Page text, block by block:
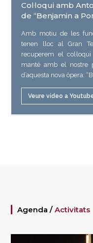
Col·loqui amb
de “Benjamin a
Amb motiu de les
tenen lloc al Gran
recuperem el
manté amb el nostre
d’aquesta nova òpera:
Veure vídeo a
Agenda /Activitats